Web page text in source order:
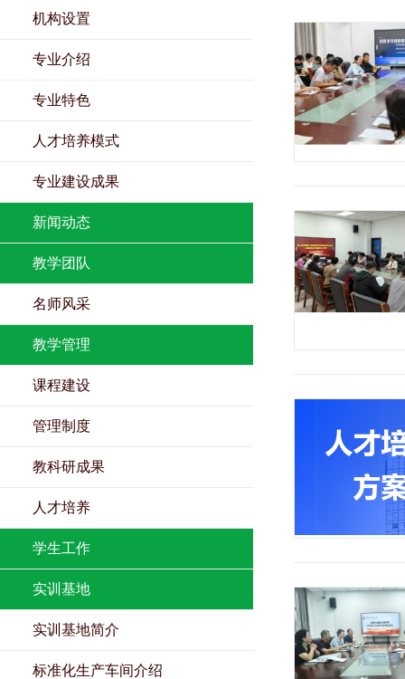
机构设置
专业介绍
专业特色
人才培养模式
专业建设成果
新闻动态
教学团队
名师风采
教学管理
课程建设
管理制度
教科研成果
人才培养
学生工作
实训基地
实训基地简介
标准化生产车间介绍